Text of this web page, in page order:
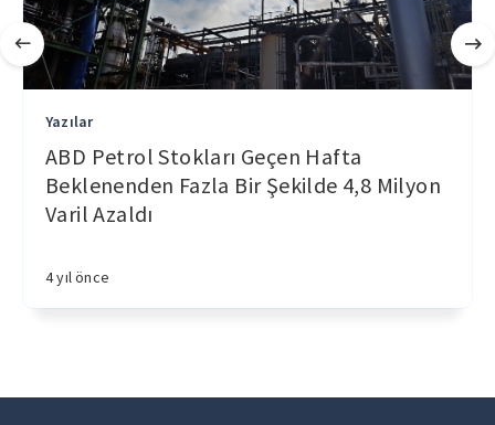
Yazılar
ABD Petrol Stokları Geçen Hafta
Beklenenden Fazla Bir Şekilde 4,8 Milyon
Varil Azaldı
4 yıl önce